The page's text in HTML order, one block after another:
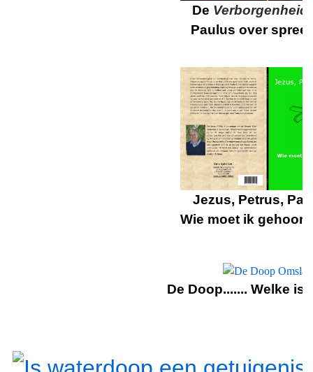
De Verborgenheid
Paulus over
Jezus, Petrus,
Wie moet ik
De Doop....... Welke is